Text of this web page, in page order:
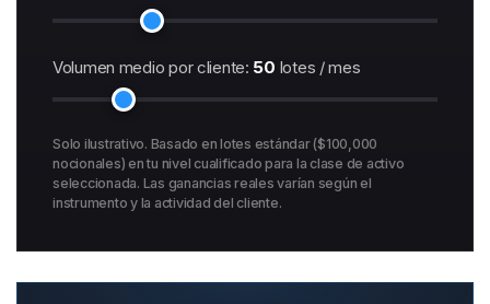
Volumen medio por cliente: 50 lotes / mes
Solo ilustrativo. Basado en lotes estándar ($100,000
nocionales) en tu nivel cualificado para la clase de activo
seleccionada. Las ganancias reales varían según el
instrumento y la actividad del cliente.